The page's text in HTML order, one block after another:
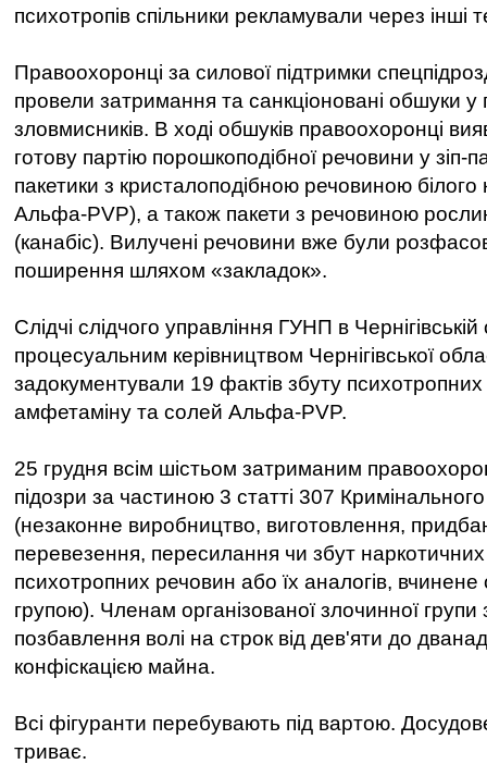
психотропів спільники рекламували через інші
Правоохоронці за силової підтримки
провели затримання та санкціоновані обшуки у
зловмисників. В ході обшуків правоохоронці
готову партію порошкоподібної речовини у зіп-
пакетики з кристалоподібною речовиною білого
Альфа-PVP), а також пакети з речовиною
(канабіс). Вилучені речовини вже були
поширення шляхом «закладок».
Слідчі слідчого управління ГУНП в Чернігівській
процесуальним керівництвом Чернігівської
задокументували 19 фактів збуту
амфетаміну та солей Альфа-PVP.
25 грудня всім шістьом затриманим
підозри за частиною 3 статті 307
(незаконне виробництво, виготовлення,
перевезення, пересилання чи збут наркотичних
психотропних речовин або їх аналогів, вчинене
групою). Членам організованої злочинної групи
позбавлення волі на строк від дев'яти до
конфіскацією майна.
Всі фігуранти перебувають під вартою.
триває.